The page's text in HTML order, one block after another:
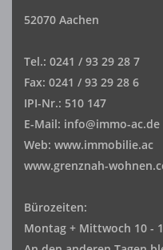
52070 Aachen
Tel.: 0241 / 93 29 28 7
Fax: 0241 / 93 29 28 6
IPI-Nr.: 510 147
E-Mail: info@immo-ac.de
Web: www.immobilie.ac
www.grenznah-
Bürozeiten:
Montag + Mittwoch 10 -